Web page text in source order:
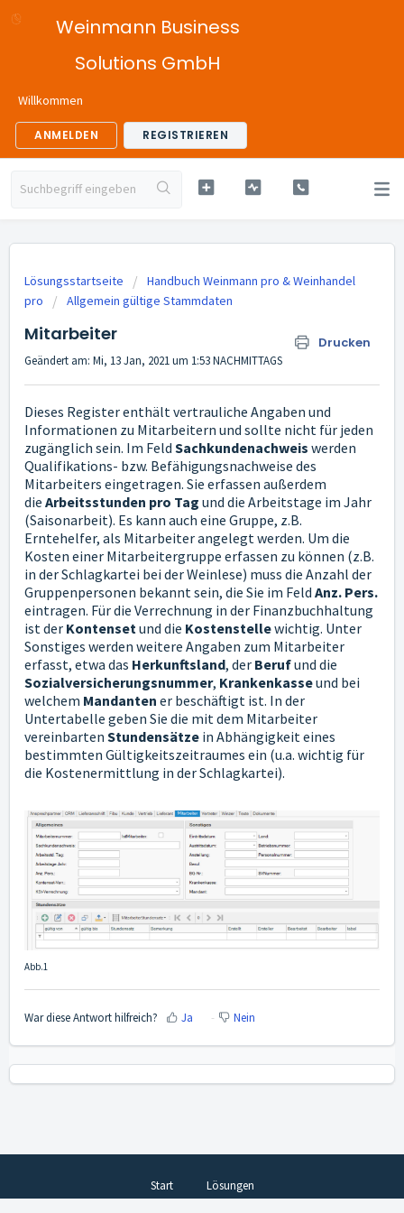
Weinmann Business
Solutions GmbH
Willkommen
ANMELDEN REGISTRIEREN
Lösungsstartseite
Handbuch Weinmann pro & Weinhandel
pro
Allgemein gültige Stammdaten
Mitarbeiter Drucken
Geändert am: Mi, 13 Jan, 2021 um 1:53 NACHMITTAGS
Dieses Register enthält vertrauliche Angaben und
Informationen zu Mitarbeitern und sollte nicht für jeden
zugänglich sein. Im Feld Sachkundenachweis werden
Qualifikations- bzw. Befähigungsnachweise des
Mitarbeiters eingetragen. Sie erfassen außerdem
die Arbeitsstunden pro Tag und die Arbeitstage im Jahr
(Saisonarbeit). Es kann auch eine Gruppe, z.B.
Erntehelfer, als Mitarbeiter angelegt werden. Um die
Kosten einer Mitarbeitergruppe erfassen zu können (z.B.
in der Schlagkartei bei der Weinlese) muss die Anzahl der
Gruppenpersonen bekannt sein, die Sie im Feld Anz. Pers.
eintragen. Für die Verrechnung in der Finanzbuchhaltung
ist der Kontensetund die Kostenstellewichtig. Unter
Sonstiges werden weitere Angaben zum Mitarbeiter
erfasst, etwa das Herkunftsland, der Berufund die
Sozialversicherungsnummer, Krankenkasseund bei
welchem Mandanten er beschäftigt ist. In der
Untertabelle geben Sie die mit dem Mitarbeiter
vereinbarten Stundensätze in Abhängigkeit eines
bestimmten Gültigkeitszeitraumes ein (u.a. wichtig für
die Kostenermittlung in der Schlagkartei).
Abb.1
War diese Antwort hilfreich? Ja Nein
Start Lösungen